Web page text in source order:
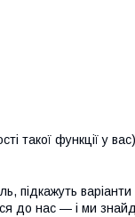
такої функції у вас)
підкажуть
до нас — і ми